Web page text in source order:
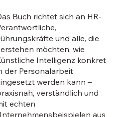
Buch richtet sich an HR-
und alle, die
möchten, wie
Intelligenz konkret
der Personalarbeit
werden kann –
verständlich und
echten
aus